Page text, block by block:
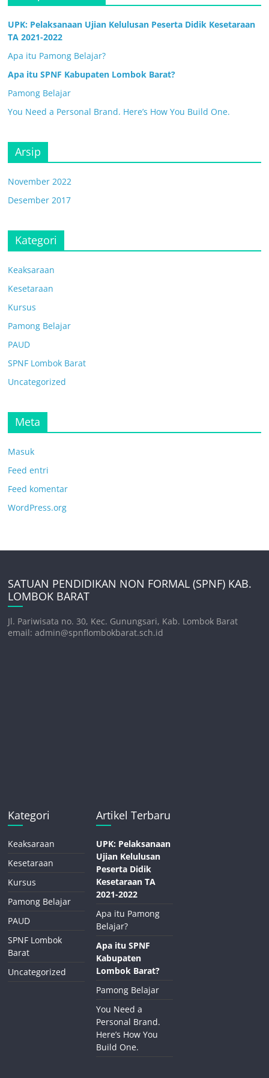
UPK: Pelaksanaan Ujian Kelulusan Peserta Didik Kesetaraan
TA 2021-2022
Apa itu Pamong Belajar?
Apa itu SPNF Kabupaten Lombok Barat?
Pamong Belajar
You Need a Personal Brand. Here’s How You Build One.
Arsip
November 2022
Desember 2017
Kategori
Keaksaraan
Kesetaraan
Kursus
Pamong Belajar
PAUD
SPNF Lombok Barat
Uncategorized
Meta
Masuk
Feed entri
Feed komentar
WordPress.org
SATUAN PENDIDIKAN NON FORMAL (SPNF) KAB.
LOMBOK BARAT
Jl. Pariwisata no. 30, Kec. Gunungsari, Kab. Lombok Barat
email: admin@spnflombokbarat.sch.id
Kategori
Keaksaraan
Kesetaraan
Kursus
Pamong Belajar
PAUD
SPNF Lombok
Barat
Uncategorized
Artikel Terbaru
UPK: Pelaksanaan
Ujian Kelulusan
Peserta Didik
Kesetaraan TA
2021-2022
Apa itu Pamong
Belajar?
Apa itu SPNF
Kabupaten
Lombok Barat?
Pamong Belajar
You Need a
Personal Brand.
Here’s How You
Build One.